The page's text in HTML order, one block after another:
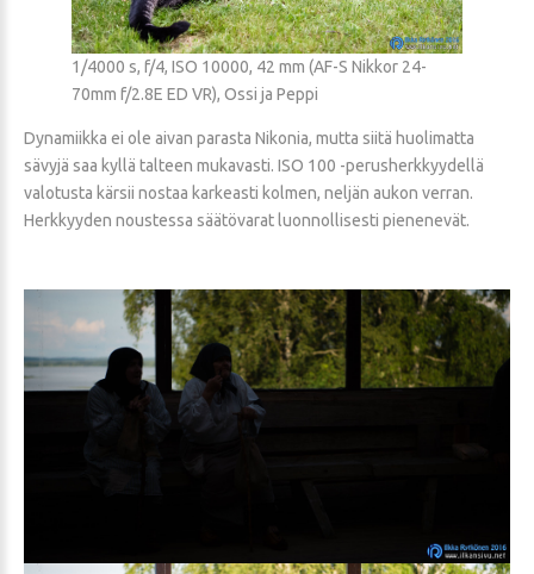
1/4000 s, f/4, ISO 10000, 42 mm (AF-S Nikkor 24-
70mm f/2.8E ED VR), Ossi ja Peppi
Dynamiikka ei ole aivan parasta Nikonia, mutta siitä huolimatta
sävyjä saa kyllä talteen mukavasti. ISO 100 -perusherkkyydellä
valotusta kärsii nostaa karkeasti kolmen, neljän aukon verran.
Herkkyyden noustessa säätövarat luonnollisesti pienenevät.